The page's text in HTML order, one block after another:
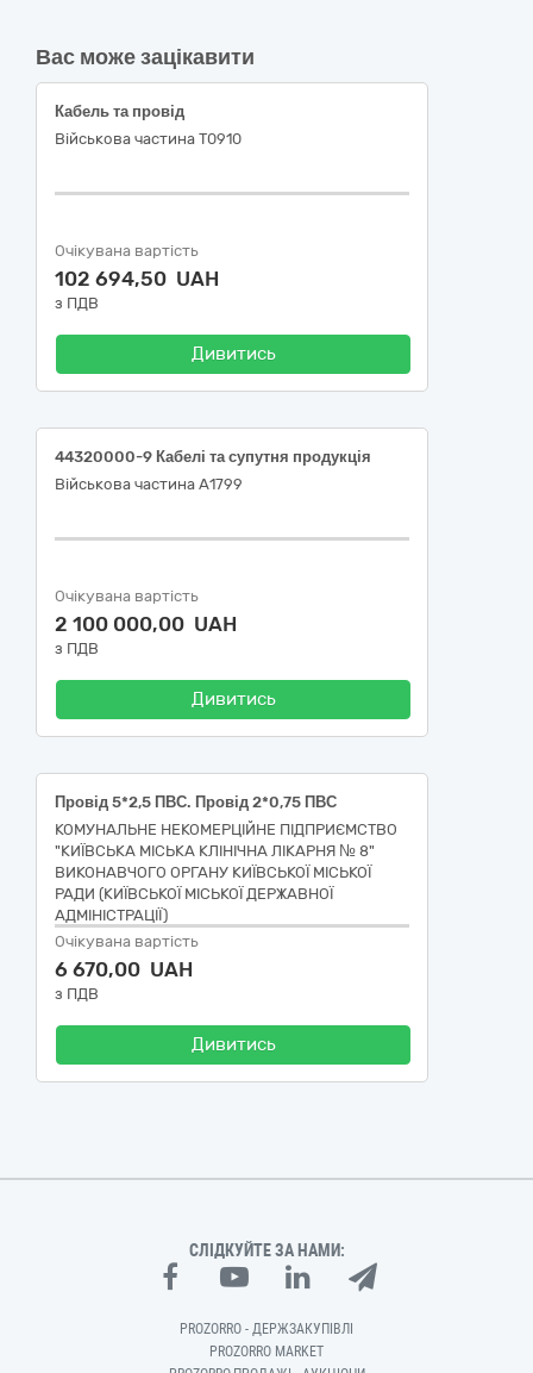
Вас може зацікавити
Кабель та провід
Військова частина Т0910
Очікувана вартість
102 694,50 UAH
з ПДВ
Дивитись
44320000-9 Кабелі та супутня продукція
Військова частина А1799
Очікувана вартість
2 100 000,00 UAH
з ПДВ
Дивитись
Провід 5*2,5 ПВС. Провід 2*0,75 ПВС
КОМУНАЛЬНЕ НЕКОМЕРЦІЙНЕ ПІДПРИЄМСТВО
"КИЇВСЬКА МІСЬКА КЛІНІЧНА ЛІКАРНЯ № 8"
ВИКОНАВЧОГО ОРГАНУ КИЇВСЬКОЇ МІСЬКОЇ
РАДИ (КИЇВСЬКОЇ МІСЬКОЇ ДЕРЖАВНОЇ
АДМІНІСТРАЦІЇ)
Очікувана вартість
6 670,00 UAH
з ПДВ
Дивитись
СЛІДКУЙТЕ ЗА НАМИ:
PROZORRO - ДЕРЖЗАКУПІВЛІ
PROZORRO MARKET